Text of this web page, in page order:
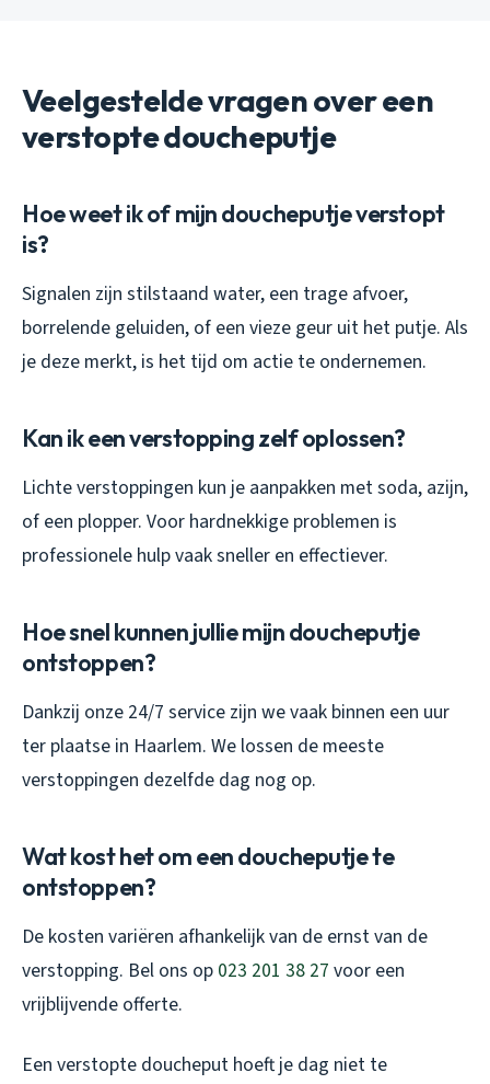
Veelgestelde vragen over een
verstopte doucheputje
Hoe weet ik of mijn doucheputje verstopt
is?
Signalen zijn stilstaand water, een trage afvoer,
borrelende geluiden, of een vieze geur uit het putje. Als
je deze merkt, is het tijd om actie te ondernemen.
Kan ik een verstopping zelf oplossen?
Lichte verstoppingen kun je aanpakken met soda, azijn,
of een plopper. Voor hardnekkige problemen is
professionele hulp vaak sneller en effectiever.
Hoe snel kunnen jullie mijn doucheputje
ontstoppen?
Dankzij onze 24/7 service zijn we vaak binnen een uur
ter plaatse in Haarlem. We lossen de meeste
verstoppingen dezelfde dag nog op.
Wat kost het om een doucheputje te
ontstoppen?
De kosten variëren afhankelijk van de ernst van de
verstopping. Bel ons op 023 201 38 27 voor een
vrijblijvende offerte.
Een verstopte doucheput hoeft je dag niet te